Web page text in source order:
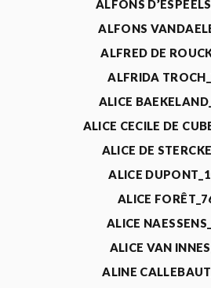
ALFONS
ALFONS
ALFRED DE
ALFRIDA
ALICE
ALICE CECILE DE
ALICE DE
ALICE
ALICE
ALICE
ALICE VAN
ALINE